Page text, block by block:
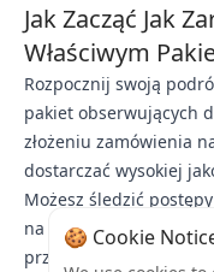
Jak Zacząć Jak
Właściwym
Rozpocznij swoją
pakiet obserwujących
złożeniu zamówienia
dostarczać wysokiej
Możesz śledzić
na tworzeniu treści,
przychód. Nasz zespół
🍪 Cookie